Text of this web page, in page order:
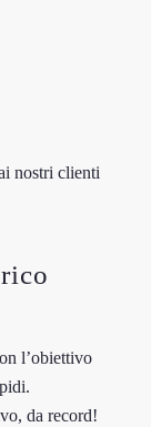
nostri clienti
l’obiettivo
da record!